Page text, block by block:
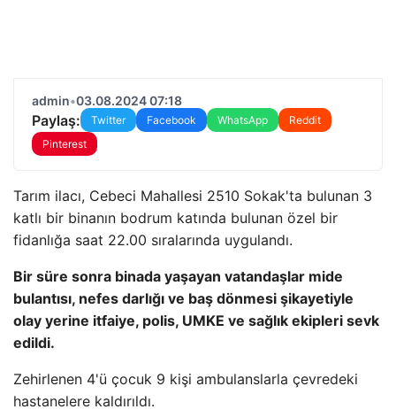
admin•03.08.2024 07:18
Paylaş: Twitter Facebook WhatsApp
Reddit
Pinterest
Tarım ilacı, Cebeci Mahallesi 2510 Sokak'ta bulunan 3
katlı bir binanın bodrum katında bulunan özel bir
fidanlığa saat 22.00 sıralarında uygulandı.
Bir süre sonra binada yaşayan vatandaşlar mide
bulantısı, nefes darlığı ve baş dönmesi şikayetiyle
olay yerine itfaiye, polis, UMKE ve sağlık ekipleri sevk
edildi.
Zehirlenen 4'ü çocuk 9 kişi ambulanslarla çevredeki
hastanelere kaldırıldı.